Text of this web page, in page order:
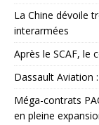
La Chine dévoile
interarmées
Après le SCAF, le
Dassault Aviation
Méga-contrats
en pleine